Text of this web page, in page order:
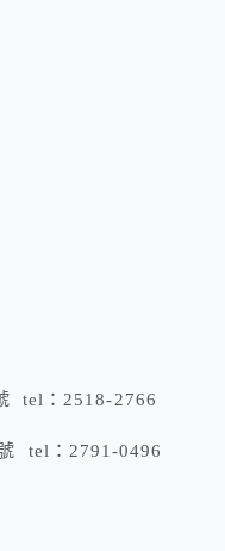
tel：2518-2766
tel：2791-0496